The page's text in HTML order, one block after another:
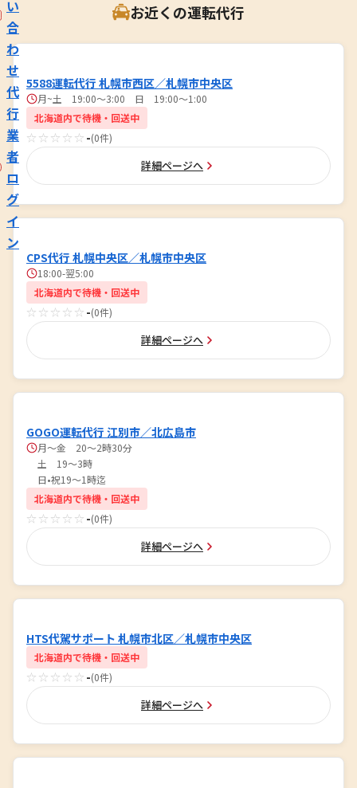
い
合
わ
せ
代
行
業
者
ロ
グ
イ
ン
お近くの運転代行
5588運転代行 札幌市西区／札幌市中央区
月~土 19:00～3:00 日 19:00～1:00
北海道内で待機・回送中
☆☆☆☆☆ -(0件)
詳細ページへ
CPS代行 札幌中央区／札幌市中央区
18:00-翌5:00
北海道内で待機・回送中
☆☆☆☆☆ -(0件)
詳細ページへ
GOGO運転代行 江別市／北広島市
月～金 20～2時30分
土 19～3時
日•祝19～1時迄
北海道内で待機・回送中
☆☆☆☆☆ -(0件)
詳細ページへ
HTS代駕サポート 札幌市北区／札幌市中央区
北海道内で待機・回送中
☆☆☆☆☆ -(0件)
詳細ページへ